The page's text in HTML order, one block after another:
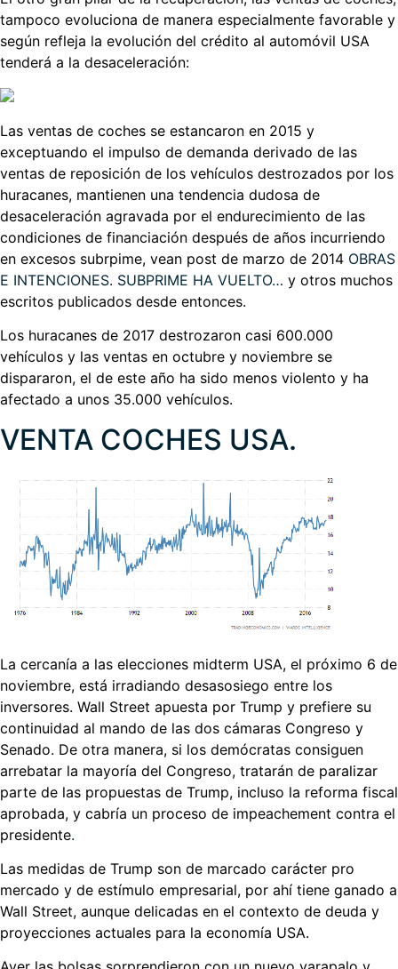
tampoco evoluciona de manera especialmente favorable y
según refleja la evolución del crédito al automóvil USA
tenderá a la desaceleración:
Las ventas de coches se estancaron en 2015 y
exceptuando el impulso de demanda derivado de las
ventas de reposición de los vehículos destrozados por los
huracanes, mantienen una tendencia dudosa de
desaceleración agravada por el endurecimiento de las
condiciones de financiación después de años incurriendo
en excesos subrpime, vean post de marzo de 2014 OBRAS
E INTENCIONES. SUBPRIME HA VUELTO… y otros muchos
escritos publicados desde entonces.
Los huracanes de 2017 destrozaron casi 600.000
vehículos y las ventas en octubre y noviembre se
dispararon, el de este año ha sido menos violento y ha
afectado a unos 35.000 vehículos.
VENTA COCHES USA.
La cercanía a las elecciones midterm USA, el próximo 6 de
noviembre, está irradiando desasosiego entre los
inversores. Wall Street apuesta por Trump y prefiere su
continuidad al mando de las dos cámaras Congreso y
Senado. De otra manera, si los demócratas consiguen
arrebatar la mayoría del Congreso, tratarán de paralizar
parte de las propuestas de Trump, incluso la reforma fiscal
aprobada, y cabría un proceso de impeachement contra el
presidente.
Las medidas de Trump son de marcado carácter pro
mercado y de estímulo empresarial, por ahí tiene ganado a
Wall Street, aunque delicadas en el contexto de deuda y
proyecciones actuales para la economía USA.